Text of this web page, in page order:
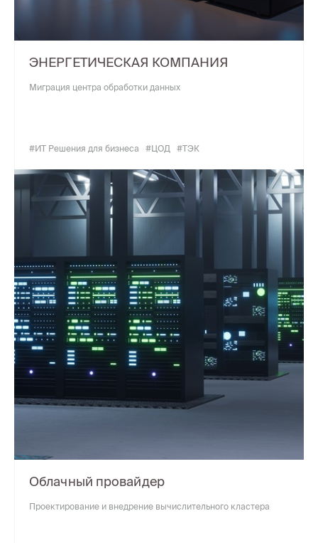
ЭНЕРГЕТИЧЕСКАЯ КОМПАНИЯ
Миграция центра обработки данных
#ИТ Решения для бизнеса #ЦОД #ТЭК
Облачный провайдер
Проектирование и внедрение вычислительного кластера